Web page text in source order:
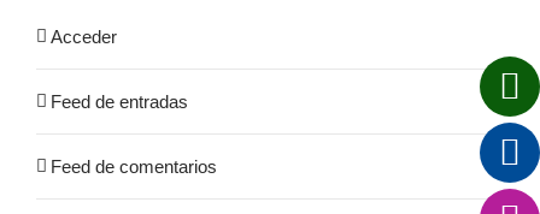
Acceder
Feed de entradas
Feed de comentarios